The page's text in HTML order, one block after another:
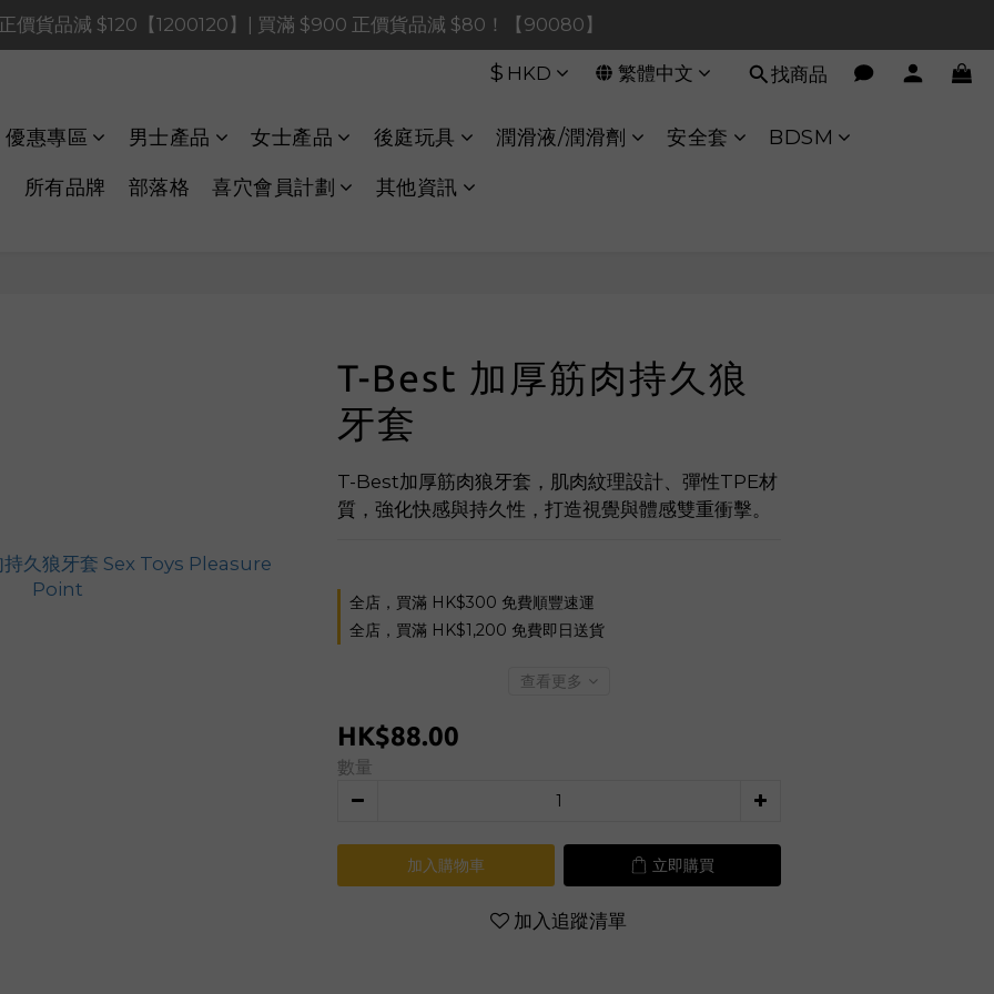
價貨品減 $120【1200120】| 買滿 $900 正價貨品減 $80！【90080】
價貨品減 $120【1200120】| 買滿 $900 正價貨品減 $80！【90080】
正價貨品減 $40【60040】| 買滿 $400 正價貨品減 $20【40020】
Payments FPS將於 2026 年 8 月 9 日（日）凌晨 01:00 至 11:00 暫停交易
價貨品減 $120【1200120】| 買滿 $900 正價貨品減 $80！【90080】
$ HKD 繁體中文 找商品
優惠專區 男士產品 女士產品 後庭玩具 潤滑液/潤滑劑 安全套 BDSM
所有品牌 部落格 喜穴會員計劃 其他資訊
T-Best 加厚筋肉持久狼
牙套
T-Best加厚筋肉狼牙套，肌肉紋理設計、彈性TPE材
質，強化快感與持久性，打造視覺與體感雙重衝擊。
全店，買滿 HK$300 免費順豐速運
全店，買滿 HK$1,200 免費即日送貨
查看更多
HK$88.00
數量
加入購物車 立即購買
加入追蹤清單